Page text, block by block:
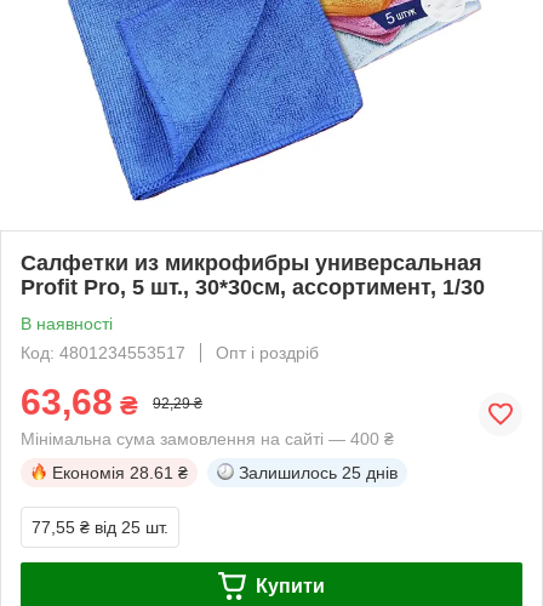
Салфетки из микрофибры универсальная
Profit Pro, 5 шт., 30*30см, ассортимент, 1/30
В наявності
Код: 4801234553517
Опт і роздріб
63,68 ₴ 92,29 ₴
Мінімальна сума замовлення на сайті — 400 ₴
Економія 28.61 ₴ Залишилось 25 днів
77,55 ₴ від 25 шт.
Купити